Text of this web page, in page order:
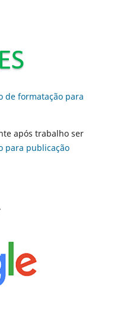
de formatação para
após trabalho ser
para publicação